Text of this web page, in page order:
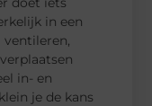
in een
ventileren,
in- en
je de kans